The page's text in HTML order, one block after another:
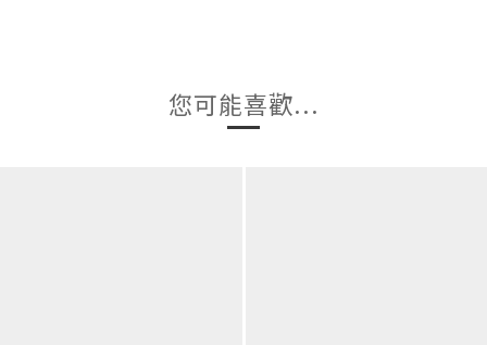
您可能喜歡...